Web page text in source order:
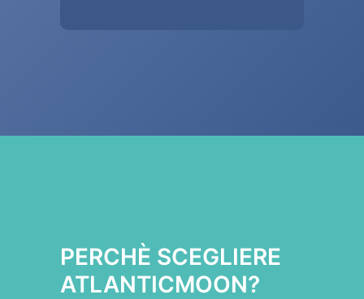
PERCHÈ SCEGLIERE
ATLANTICMOON?